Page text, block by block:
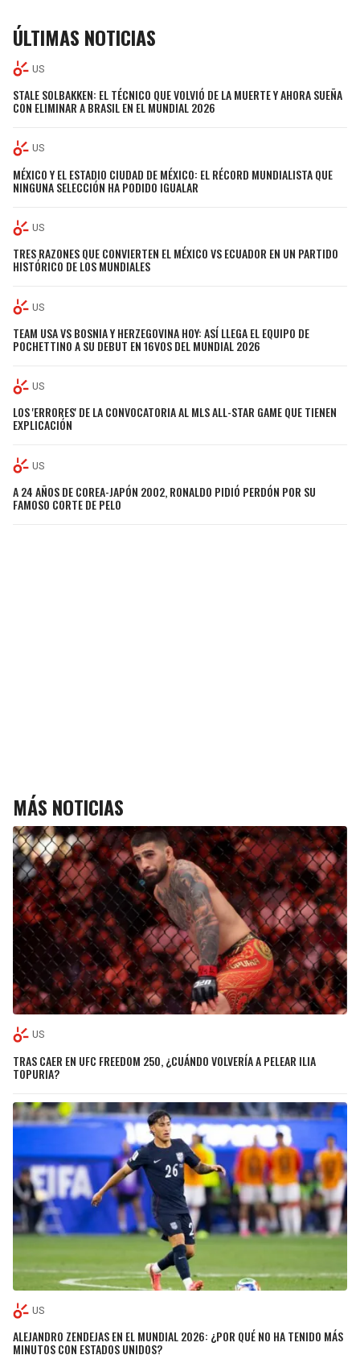
ÚLTIMAS NOTICIAS
US
STALE SOLBAKKEN: EL TÉCNICO QUE VOLVIÓ DE LA MUERTE Y AHORA SUEÑA
CON ELIMINAR A BRASIL EN EL MUNDIAL 2026
US
MÉXICO Y EL ESTADIO CIUDAD DE MÉXICO: EL RÉCORD MUNDIALISTA QUE
NINGUNA SELECCIÓN HA PODIDO IGUALAR
US
TRES RAZONES QUE CONVIERTEN EL MÉXICO VS ECUADOR EN UN PARTIDO
HISTÓRICO DE LOS MUNDIALES
US
TEAM USA VS BOSNIA Y HERZEGOVINA HOY: ASÍ LLEGA EL EQUIPO DE
POCHETTINO A SU DEBUT EN 16VOS DEL MUNDIAL 2026
US
LOS 'ERRORES' DE LA CONVOCATORIA AL MLS ALL-STAR GAME QUE TIENEN
EXPLICACIÓN
US
A 24 AÑOS DE COREA-JAPÓN 2002, RONALDO PIDIÓ PERDÓN POR SU
FAMOSO CORTE DE PELO
MÁS NOTICIAS
US
TRAS CAER EN UFC FREEDOM 250, ¿CUÁNDO VOLVERÍA A PELEAR ILIA
TOPURIA?
US
ALEJANDRO ZENDEJAS EN EL MUNDIAL 2026: ¿POR QUÉ NO HA TENIDO MÁS
MINUTOS CON ESTADOS UNIDOS?